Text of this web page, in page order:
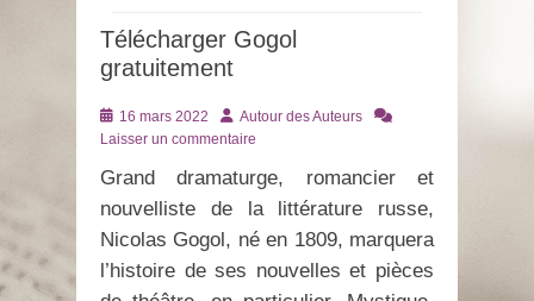
Télécharger Gogol
gratuitement
Posté
le
16 mars 2022 AuteurAutour des Auteurs
Laisser un commentaire
Grand dramaturge, romancier et
nouvelliste de la littérature russe,
Nicolas Gogol, né en 1809, marquera
l’histoire de ses nouvelles et pièces